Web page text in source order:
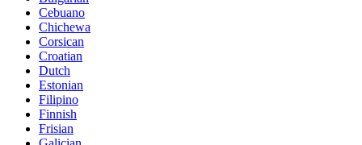
Cebuano
Chichewa
Corsican
Croatian
Dutch
Estonian
Filipino
Finnish
Frisian